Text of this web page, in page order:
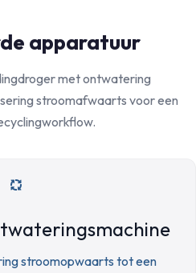
apparatuur
met ontwatering
stroomafwaarts voor een
stroomopwaarts tot een